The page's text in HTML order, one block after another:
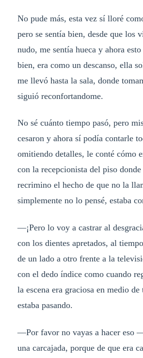
No pude más, esta vez sí lloré
pero se sentía bien, desde que los
nudo, me sentía hueca y ahora
bien, era como un descanso, ella
me llevó hasta la sala, donde
siguió reconfortandome.
No sé cuánto tiempo pasó, pero
cesaron y ahora sí podía contarle
omitiendo detalles, le conté cómo
con la recepcionista del piso
recrimino el hecho de que no la
simplemente no lo pensé, estaba
—¡Pero lo voy a castrar al
con los dientes apretados, al
de un lado a otro frente a la
con el dedo índice como cuando
la escena era graciosa en medio
estaba pasando.
—Por favor no vayas a hacer eso
una carcajada, porque de que era